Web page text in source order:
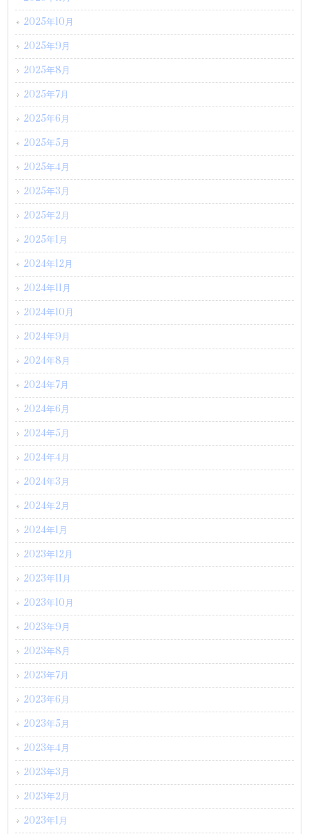
2025年10月
2025年9月
2025年8月
2025年7月
2025年6月
2025年5月
2025年4月
2025年3月
2025年2月
2025年1月
2024年12月
2024年11月
2024年10月
2024年9月
2024年8月
2024年7月
2024年6月
2024年5月
2024年4月
2024年3月
2024年2月
2024年1月
2023年12月
2023年11月
2023年10月
2023年9月
2023年8月
2023年7月
2023年6月
2023年5月
2023年4月
2023年3月
2023年2月
2023年1月